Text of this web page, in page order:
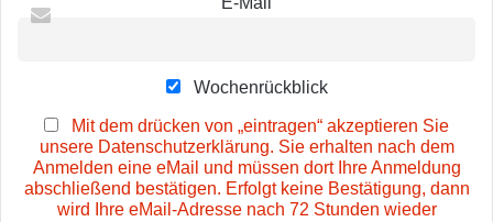
Wochenrückblick
Mit dem drücken von „eintragen“ akzeptieren Sie
unsere Datenschutzerklärung. Sie erhalten nach dem
Anmelden eine eMail und müssen dort Ihre Anmeldung
abschließend bestätigen. Erfolgt keine Bestätigung, dann
wird Ihre eMail-Adresse nach 72 Stunden wieder